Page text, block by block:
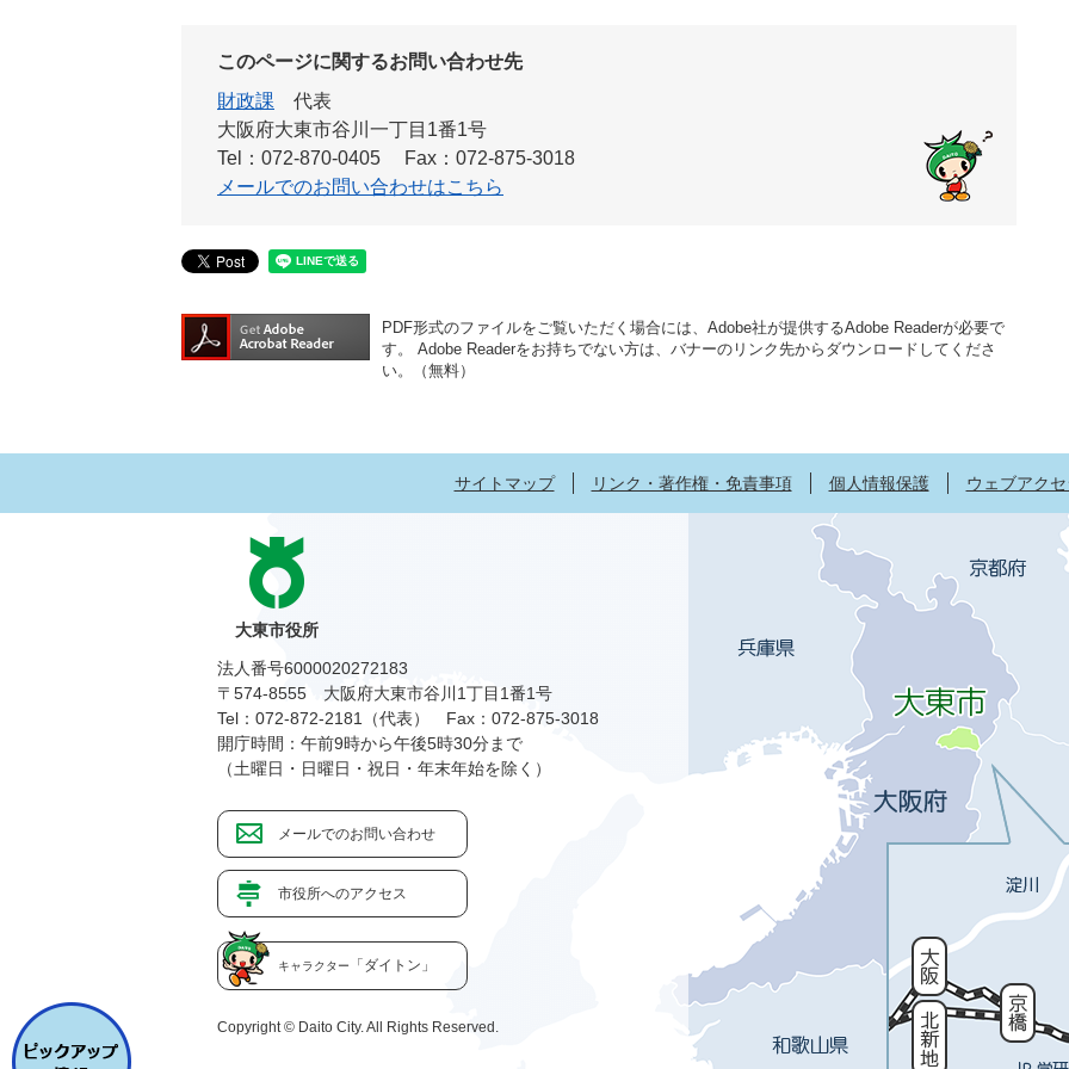
このページに関するお問い合わせ先
財政課
代表
大阪府大東市谷川一丁目1番1号
Tel：072-870-0405
Fax：072-875-3018
メールでのお問い合わせはこちら
PDF形式のファイルをご覧いただく場合には、Adobe社が提供するAdobe Readerが必要で
す。
Adobe Readerをお持ちでない方は、バナーのリンク先からダウンロードしてくださ
い。（無料）
サイトマップ リンク・著作権・免責事項 個人情報保護 ウェブアク
大東市役所
法人番号6000020272183
〒574-8555 大阪府大東市谷川1丁目1番1号
Tel：072-872-2181（代表）
Fax：072-875-3018
開庁時間：午前9時から午後5時30分まで
（土曜日・日曜日・祝日・年末年始を除く）
メールでのお問い合わせ
市役所へのアクセス
キャラクター 「ダイトン」
Copyright © Daito City. All Rights Reserved.